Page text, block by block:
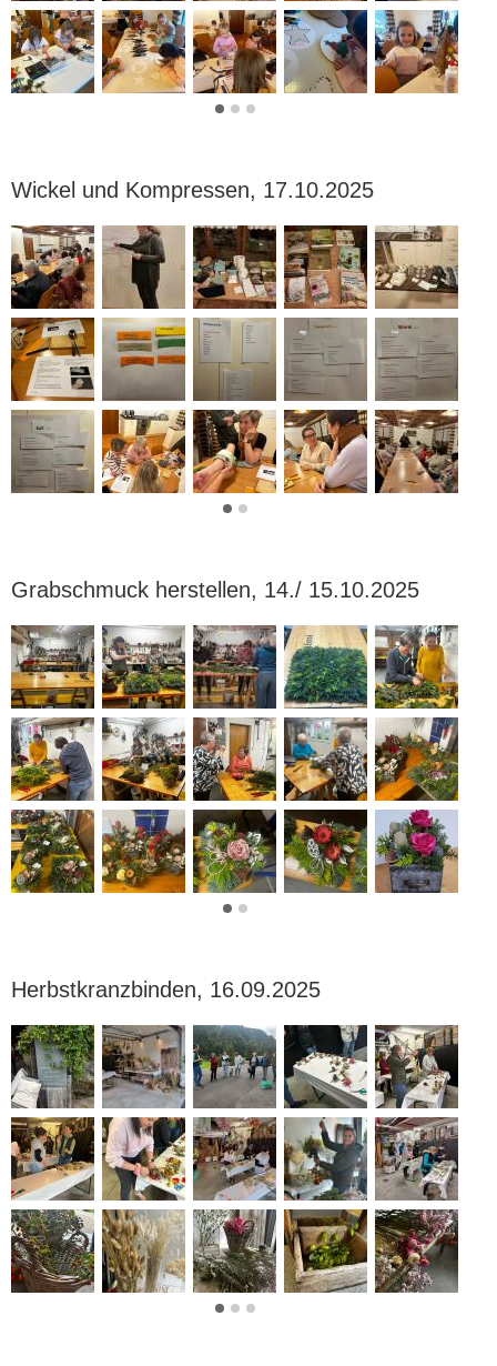
Wickel und Kompressen, 17.10.2025
Grabschmuck herstellen, 14./ 15.10.2025
Herbstkranzbinden, 16.09.2025